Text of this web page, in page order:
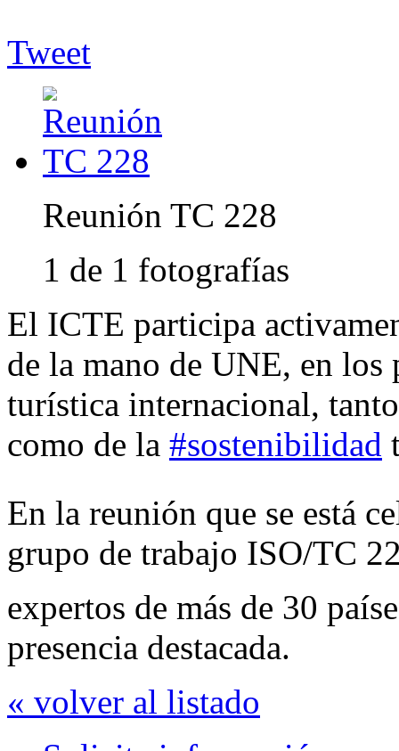
Tweet
Reunión TC 228
1 de 1 fotografías
El ICTE participa
de la mano de UNE, en
turística internacional,
como de la #sostenibilidad
En la reunión que se está
grupo de trabajo ISO/TC
expertos de más de 30
presencia destacada.
« volver al listado